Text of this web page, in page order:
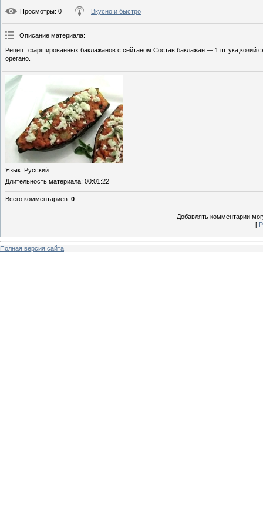
Просмотры: 0 Вкусно и быстро
Описание материала:
Рецепт фаршированных баклажанов с сейтаном.Состав:баклажан — 1
орегано.
Язык: Русский
Длительность материала: 00:01:22
Всего комментариев: 0
Добавлять комментарии
[
Полная версия сайта